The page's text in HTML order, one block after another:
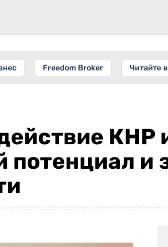
Freedom Broker Читайте
КНР
и